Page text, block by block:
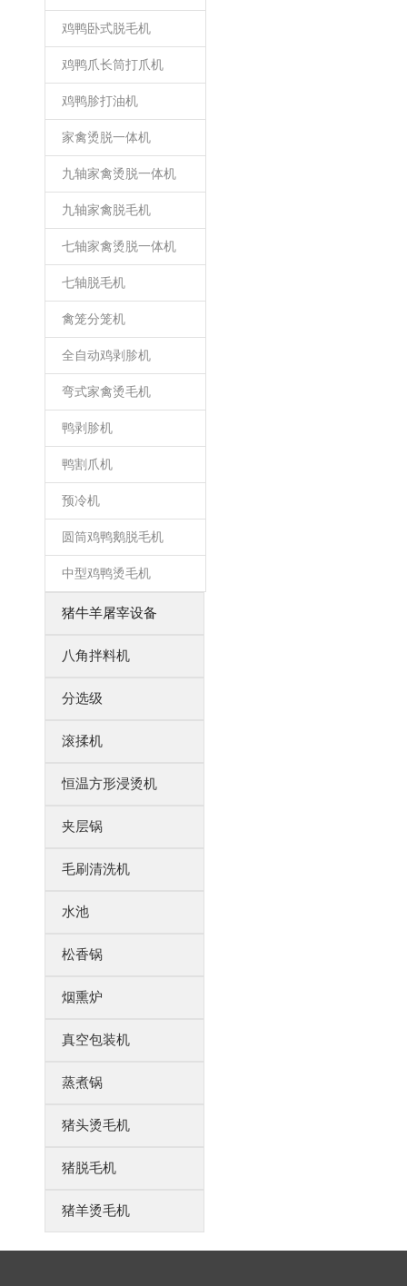
鸡鸭卧式脱毛机
鸡鸭爪长筒打爪机
鸡鸭胗打油机
家禽烫脱一体机
九轴家禽烫脱一体机
九轴家禽脱毛机
七轴家禽烫脱一体机
七轴脱毛机
禽笼分笼机
全自动鸡剥胗机
弯式家禽烫毛机
鸭剥胗机
鸭割爪机
预冷机
圆筒鸡鸭鹅脱毛机
中型鸡鸭烫毛机
猪牛羊屠宰设备
八角拌料机
分选级
滚揉机
恒温方形浸烫机
夹层锅
毛刷清洗机
水池
松香锅
烟熏炉
真空包装机
蒸煮锅
猪头烫毛机
猪脱毛机
猪羊烫毛机